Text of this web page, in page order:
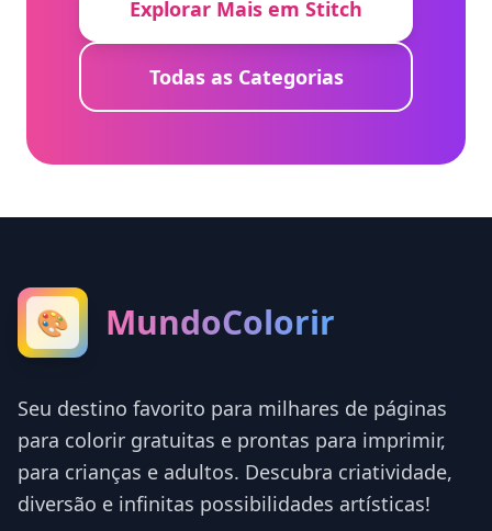
Explorar Mais em Stitch
Todas as Categorias
🎨 MundoColorir
Seu destino favorito para milhares de páginas
para colorir gratuitas e prontas para imprimir,
para crianças e adultos. Descubra criatividade,
diversão e infinitas possibilidades artísticas!